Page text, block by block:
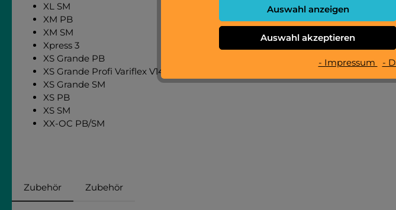
XL SM
XM PB
XM SM
Xpress 3
XS Grande PB
XS Grande Profi Variflex V14
XS Grande SM
XS PB
XS SM
XX-OC PB/SM
Zubehör Zubehör
Auswahl anzeigen
Auswahl akzeptieren
- Impressum -